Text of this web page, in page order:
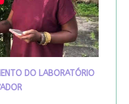
DO LABORATÓRIO